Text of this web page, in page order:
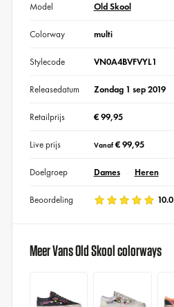
Model Old Skool
Colorway multi
Stylecode VN0A4BVFVYL1
Releasedatum Zondag 1 sep 2019
Retailprijs € 99,95
Live prijs Vanaf€ 99,95
Doelgroep Dames Heren
Beoordeling 10.0
Meer Vans Old Skool colorways